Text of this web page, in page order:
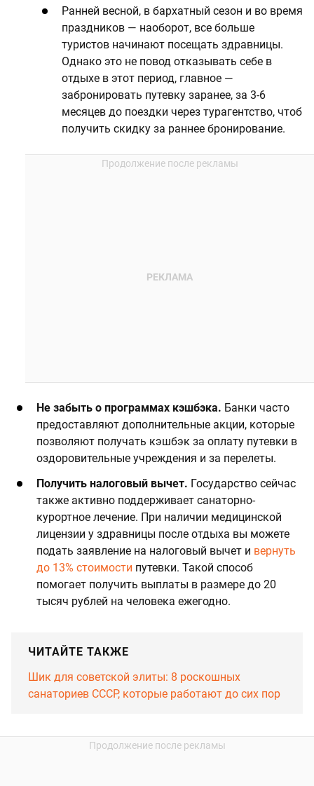
Ранней весной, в бархатный сезон и во время
праздников — наоборот, все больше
туристов начинают посещать здравницы.
Однако это не повод отказывать себе в
отдыхе в этот период, главное —
забронировать путевку заранее, за 3-6
месяцев до поездки через турагентство, чтоб
получить скидку за раннее бронирование.
Не забыть о программах кэшбэка. Банки часто
предоставляют дополнительные акции, которые
позволяют получать кэшбэк за оплату путевки в
оздоровительные учреждения и за перелеты.
Получить налоговый вычет. Государство сейчас
также активно поддерживает санаторно-
курортное лечение. При наличии медицинской
лицензии у здравницы после отдыха вы можете
подать заявление на налоговый вычет и вернуть
до 13% стоимости путевки. Такой способ
помогает получить выплаты в размере до 20
тысяч рублей на человека ежегодно.
ЧИТАЙТЕ ТАКЖЕ
Шик для советской элиты: 8 роскошных
санаториев СССР, которые работают до сих пор